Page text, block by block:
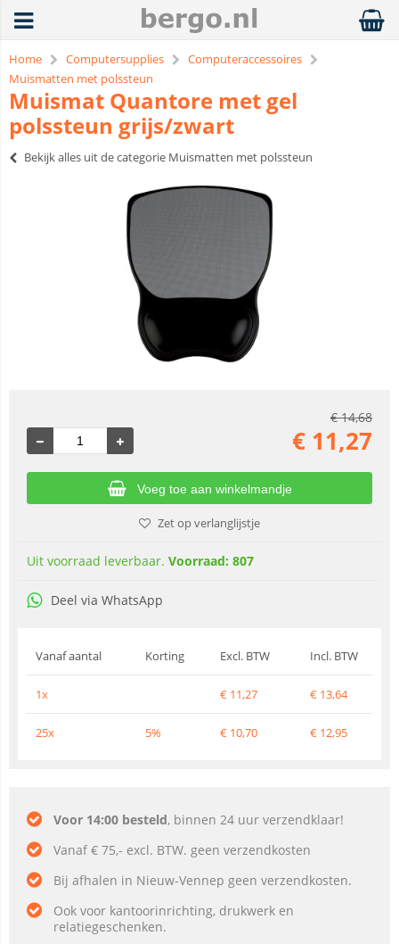
Home Computersupplies
Computeraccessoires
Muismatten met polssteun
Muismat Quantore met gel
polssteun grijs/zwart
Bekijk alles uit de categorie Muismatten met polssteun
€14,68
€ 11,27
Voeg toe aan winkelmandje
Zet op verlanglijstje
Uit voorraad leverbaar. Voorraad: 807
Deel via WhatsApp
Vanaf aantal Korting Excl. BTW Incl. BTW
1x € 11,27 € 13,64
25x 5% € 10,70 € 12,95
Voor 14:00 besteld, binnen 24 uur verzendklaar!
Vanaf € 75,- excl. BTW. geen verzendkosten
Bij afhalen in Nieuw-Vennep geen verzendkosten.
Ook voor kantoorinrichting, drukwerk en
relatiegeschenken.